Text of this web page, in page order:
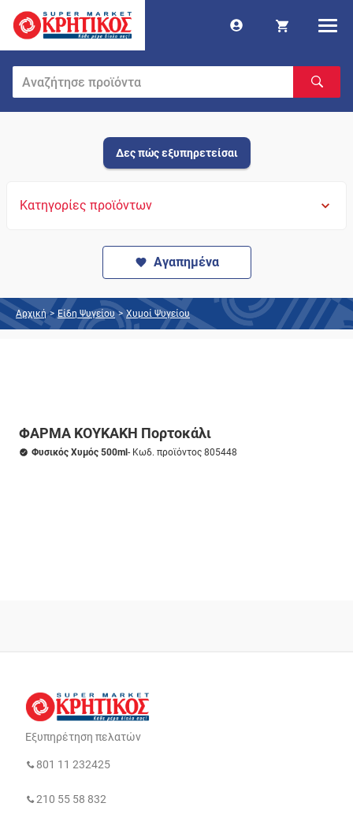
Δες πώς εξυπηρετείσαι
Κατηγορίες προϊόντων
Αγαπημένα
Αρχική > Είδη Ψυγείου > Χυμοί Ψυγείου
ΦΑΡΜΑ ΚΟΥΚΑΚΗ Πορτοκάλι
Φυσικός Χυμός 500ml - Κωδ. προϊόντος 805448
Εξυπηρέτηση πελατών
801 11 232425
210 55 58 832